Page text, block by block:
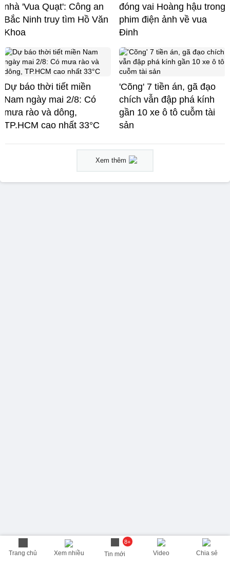
Trang chủ Xem nhiều
8+
Tin mới Video Chia sẻ
nhà 'Vua Quạt': Công an
Bắc Ninh truy tìm Hồ Văn
Khoa
đóng vai Hoàng hậu trong
phim điện ảnh về vua
Đinh
Dự báo thời tiết miền
Nam ngày mai 2/8: Có
mưa rào và dông,
TP.HCM cao nhất 33°C
'Cõng' 7 tiền án, gã đạo
chích vẫn đập phá kính
gần 10 xe ô tô cuỗm tài
sản
Xem thêm